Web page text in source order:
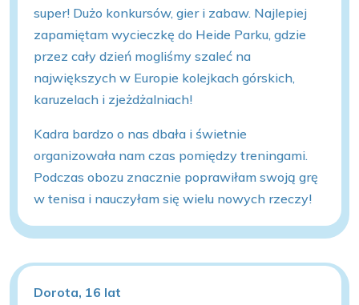
super! Dużo konkursów, gier i zabaw. Najlepiej
zapamiętam wycieczkę do Heide Parku, gdzie
przez cały dzień mogliśmy szaleć na
największych w Europie kolejkach górskich,
karuzelach i zjeżdżalniach!
Kadra bardzo o nas dbała i świetnie
organizowała nam czas pomiędzy treningami.
Podczas obozu znacznie poprawiłam swoją grę
w tenisa i nauczyłam się wielu nowych rzeczy!
Dorota, 16 lat